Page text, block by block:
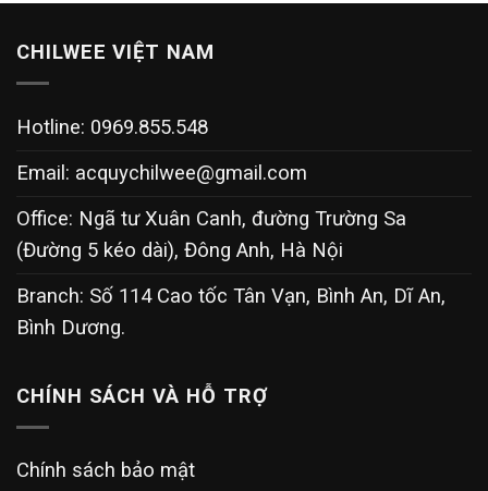
CHILWEE VIỆT NAM
Hotline: 0969.855.548
Email: acquychilwee@gmail.com
Office: Ngã tư Xuân Canh, đường Trường Sa
(Đường 5 kéo dài), Đông Anh, Hà Nội
Branch: Số 114 Cao tốc Tân Vạn, Bình An, Dĩ An,
Bình Dương.
CHÍNH SÁCH VÀ HỖ TRỢ
Chính sách bảo mật